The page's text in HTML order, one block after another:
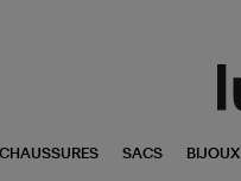
CHAUSSURES SACS BIJOUX